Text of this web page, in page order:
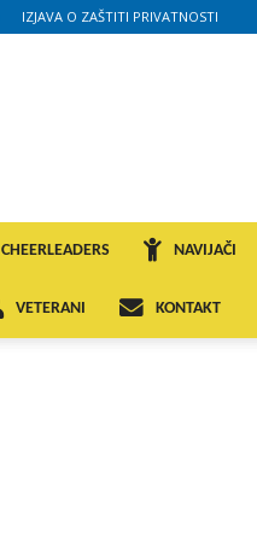
IZJAVA O ZAŠTITI PRIVATNOSTI
CHEERLEADERS NAVIJAČI
VETERANI KONTAKT